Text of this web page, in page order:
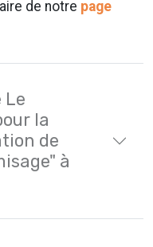
de notre page
Le
la
de
à